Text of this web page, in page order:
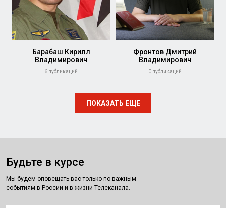
Барабаш Кирилл
Владимирович
6 публикаций
Фронтов Дмитрий
Владимирович
0 публикаций
ПОКАЗАТЬ ЕЩЕ
Будьте в курсе
Мы будем оповещать вас только по важным
событиям в России и в жизни Телеканала.